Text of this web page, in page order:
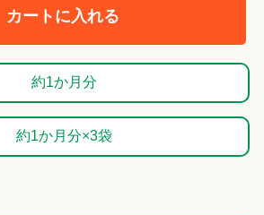
カートに入れる
約1か月分
約1か月分×3袋